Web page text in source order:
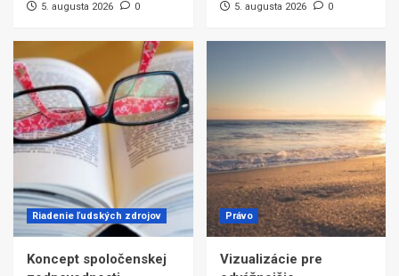
5. augusta 2026
0
5. augusta 2026
0
Riadenie ľudských zdrojov
Koncept spoločenskej
Právo
Vizualizácie pre